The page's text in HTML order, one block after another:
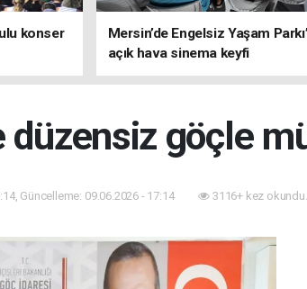
konser
Mersin’de Engelsiz Yaşam
açık hava sinema keyfi
düzensiz göçle
Güncelleme: 09.06.2026 - 17:14 3116+ kez okundu.